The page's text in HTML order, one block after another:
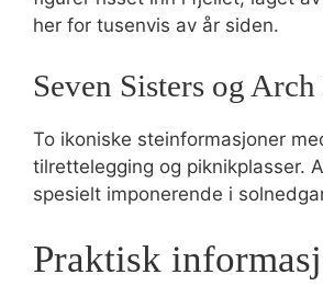
her for tusenvis av år siden.
Seven Sisters og
To ikoniske steinformasjoner
tilrettelegging og piknikplasser.
spesielt imponerende i
Praktisk